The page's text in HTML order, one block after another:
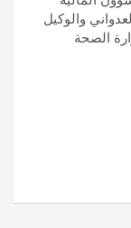
والوكيل
الصحة